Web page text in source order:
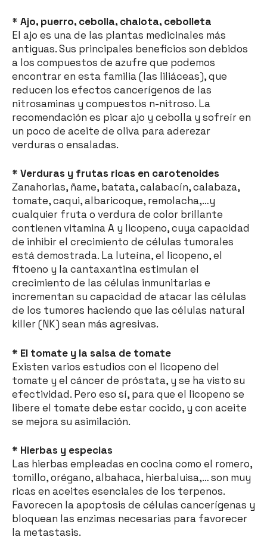
* Ajo, puerro, cebolla, chalota, cebolleta
El ajo es una de las plantas medicinales más
antiguas. Sus principales beneficios son debidos
a los compuestos de azufre que podemos
encontrar en esta familia (las liliáceas), que
reducen los efectos cancerígenos de las
nitrosaminas y compuestos n-nitroso. La
recomendación es picar ajo y cebolla y sofreír en
un poco de aceite de oliva para aderezar
verduras o ensaladas.
* Verduras y frutas ricas en carotenoides
Zanahorias, ñame, batata, calabacín, calabaza,
tomate, caqui, albaricoque, remolacha,…y
cualquier fruta o verdura de color brillante
contienen vitamina A y licopeno, cuya capacidad
de inhibir el crecimiento de células tumorales
está demostrada. La luteína, el licopeno, el
fitoeno y la cantaxantina estimulan el
crecimiento de las células inmunitarias e
incrementan su capacidad de atacar las células
de los tumores haciendo que las células natural
killer (NK) sean más agresivas.
* El tomate y la salsa de tomate
Existen varios estudios con el licopeno del
tomate y el cáncer de próstata, y se ha visto su
efectividad. Pero eso sí, para que el licopeno se
libere el tomate debe estar cocido, y con aceite
se mejora su asimilación.
* Hierbas y especias
Las hierbas empleadas en cocina como el romero,
tomillo, orégano, albahaca, hierbaluisa,… son muy
ricas en aceites esenciales de los terpenos.
Favorecen la apoptosis de células cancerígenas y
bloquean las enzimas necesarias para favorecer
la metastasis.